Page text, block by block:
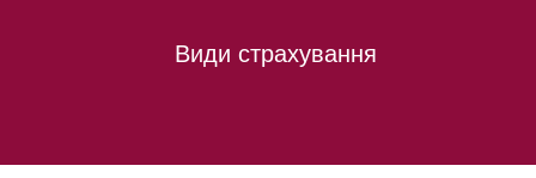
Види страхування